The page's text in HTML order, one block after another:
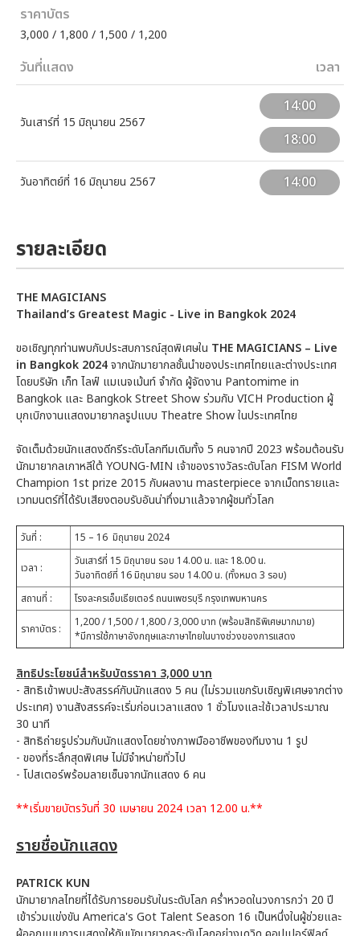
ราคาบัตร
3,000 / 1,800 / 1,500 / 1,200
วันที่แสดง เวลา
วันเสาร์ที่ 15 มิถุนายน 2567
14:00
18:00
วันอาทิตย์ที่ 16 มิถุนายน 2567 14:00
รายละเอียด
THE MAGICIANS
Thailand’s Greatest Magic - Live in Bangkok 2024
ขอเชิญทุกท่านพบกับประสบการณ์สุดพิเศษใน THE MAGICIANS – Live
in Bangkok 2024จากนักมายากลชั้นนำของประเทศไทยและต่างประเทศ
โดยบริษัท เก็ท ไลฟ์ แมเนจเม้นท์ จำกัด ผู้จัดงาน Pantomime in
Bangkok และ Bangkok Street Show ร่วมกับ VICH Production ผู้
บุกเบิกงานแสดงมายากลรูปแบบ Theatre Show ในประเทศไทย
จัดเต็มด้วยนักแสดงดีกรีระดับโลกทีมเดิมทั้ง 5 คนจากปี 2023 พร้อมต้อนรับ
นักมายากลเกาหลีใต้ YOUNG-MIN เจ้าของรางวัลระดับโลก FISM World
Champion 1st prize 2015 กับผลงาน masterpiece จากเม็ดทรายและ
เวทมนตร์ที่ได้รับเสียงตอบรับอันน่าทึ่งมาแล้วจากผู้ชมทั่วโลก
วันที่ : 15 – 16 มิถุนายน 2024
เวลา :
วันเสาร์ที่ 15 มิถุนายน รอบ 14.00 น. และ 18.00 น.
วันอาทิตย์ที่ 16 มิถุนายน รอบ 14.00 น. (ทั้งหมด 3 รอบ)
สถานที่ :
โรงละครเอ็มเธียเตอร์ ถนนเพชรบุรี กรุงเทพมหานคร
ราคาบัตร :
1,200 / 1,500 / 1,800 / 3,000 บาท (พร้อมสิทธิพิเศษมากมาย)
*มีการใช้ภาษาอังกฤษและภาษาไทยในบางช่วงของการแสดง
สิทธิประโยชน์สำหรับบัตรราคา 3,000 บาท
- สิทธิเข้าพบปะสังสรรค์กับนักแสดง 5 คน (ไม่รวมแขกรับเชิญพิเศษจากต่าง
ประเทศ) งานสังสรรค์จะเริ่มก่อนเวลาแสดง 1 ชั่วโมงและใช้เวลาประมาณ
30 นาที
- สิทธิถ่ายรูปร่วมกับนักแสดงโดยช่างภาพมืออาชีพของทีมงาน 1 รูป
- ของที่ระลึกสุดพิเศษ ไม่มีจำหน่ายทั่วไป
- โปสเตอร์พร้อมลายเซ็นจากนักแสดง 6 คน
**เริ่มขายบัตรวันที่ 30 เมษายน 2024 เวลา 12.00 น.**
รายชื่อนักแสดง
PATRICK KUN
นักมายากลไทยที่ได้รับการยอมรับในระดับโลก คร่ำหวอดในวงการกว่า 20 ปี
เข้าร่วมแข่งขัน America's Got Talent Season 16 เป็นหนึ่งในผู้ช่วยและ